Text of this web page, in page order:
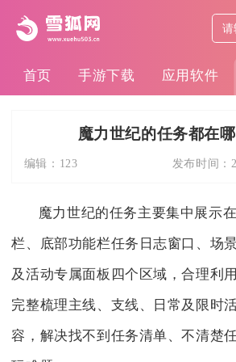
首页 手游下载 应用软件
魔力世纪的任务都在
编辑： 123 发布时间：
魔力世纪的任务主要集中展示
栏、底部功能栏任务日志窗口、场
及活动专属面板四个区域，合理利
完整梳理主线、支线、日常及限时
容，解决找不到任务清单、不清楚